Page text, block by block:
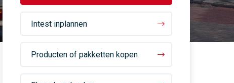
rijopleidingen
Persoonlijke aandacht staat
Vaste rijinstructeur
Al 50 jaar een vertrouwd
“Summerschool” in
Intest inplannen
Producten of pakketten kopen